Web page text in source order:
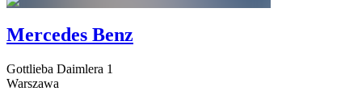
Mercedes Benz
Gottlieba Daimlera 1
Warszawa